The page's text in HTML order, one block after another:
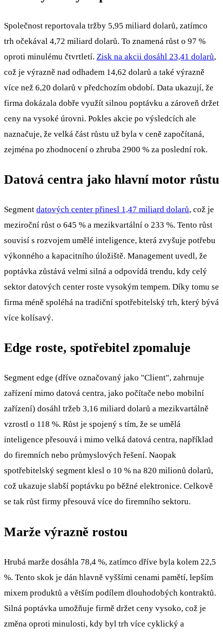
Společnost reportovala tržby 5,95 miliard dolarů, zatímco
trh očekával 4,72 miliard dolarů. To znamená růst o 97 %
oproti minulému čtvrtletí. Zisk na akcii dosáhl 23,41 dolarů,
což je výrazně nad odhadem 14,62 dolarů a také výrazně
více než 6,20 dolarů v předchozím období. Data ukazují, že
firma dokázala dobře využít silnou poptávku a zároveň držet
ceny na vysoké úrovni. Pokles akcie po výsledcích ale
naznačuje, že velká část růstu už byla v ceně započítaná,
zejména po zhodnocení o zhruba 2900 % za poslední rok.
Datová centra jako hlavní motor růstu
Segment datových center přinesl 1,47 miliard dolarů, což je
meziroční růst o 645 % a mezikvartální o 233 %. Tento růst
souvisí s rozvojem umělé inteligence, která zvyšuje potřebu
výkonného a kapacitního úložiště. Management uvedl, že
poptávka zůstává velmi silná a odpovídá trendu, kdy celý
sektor datových center roste vysokým tempem. Díky tomu se
firma méně spoléhá na tradiční spotřebitelský trh, který bývá
více kolísavý.
Edge roste, spotřebitel zpomaluje
Segment edge (dříve označovaný jako "Client", zahrnuje
zařízení mimo datová centra, jako počítače nebo mobilní
zařízení) dosáhl tržeb 3,16 miliard dolarů a mezikvartálně
vzrostl o 118 %. Růst je spojený s tím, že se umělá
inteligence přesouvá i mimo velká datová centra, například
do firemních nebo průmyslových řešení. Naopak
spotřebitelský segment klesl o 10 % na 820 milionů dolarů,
což ukazuje slabší poptávku po běžné elektronice. Celkově
se tak růst firmy přesouvá více do firemního sektoru.
Marže výrazně rostou
Hrubá marže dosáhla 78,4 %, zatímco dříve byla kolem 22,5
%. Tento skok je dán hlavně vyššími cenami pamětí, lepším
mixem produktů a větším podílem dlouhodobých kontraktů.
Silná poptávka umožňuje firmě držet ceny vysoko, což je
změna oproti minulosti, kdy byl trh více cyklický a